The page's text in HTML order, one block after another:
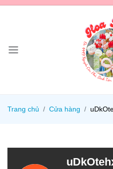
Trang chủ Cửa hàng